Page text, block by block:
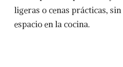
ligeras o cenas prácticas,
espacio en la cocina.